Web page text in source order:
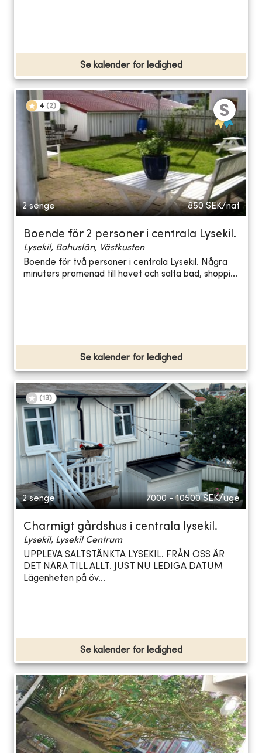
Se kalender for ledighed
4 (2)
2 senge 850 SEK/nat
Boende för 2 personer i centrala Lysekil.
Lysekil, Bohuslän, Västkusten
Boende för två personer i centrala Lysekil. Några
minuters promenad till havet och salta bad, shoppi...
Se kalender for ledighed
(13)
2 senge 7000 - 10500 SEK/uge
Charmigt gårdshus i centrala lysekil.
Lysekil, Lysekil Centrum
UPPLEVA SALTSTÄNKTA LYSEKIL. FRÅN OSS ÄR
DET NÄRA TILL ALLT. JUST NU LEDIGA DATUM
Lägenheten på öv...
Se kalender for ledighed